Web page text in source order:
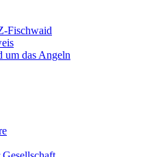
Fischwaid
um das Angeln